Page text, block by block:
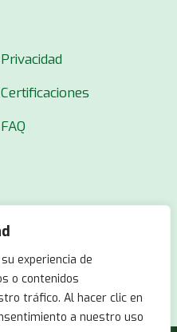
experiencia de
o contenidos
tráfico. Al hacer clic en
a nuestro uso
Privacidad
Certificaciones
FAQ